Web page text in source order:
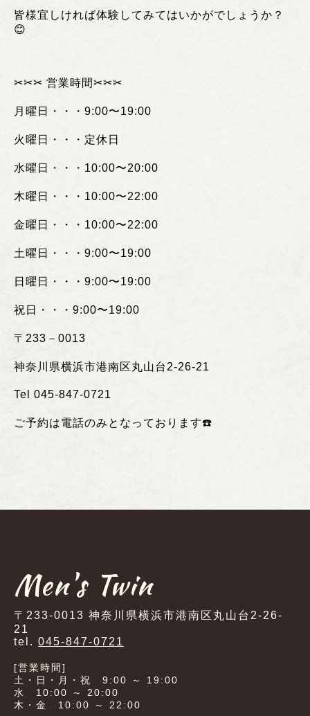
皆様宜しければ体験してみてはいかがでしょうか？
😊
✂︎✂︎✂︎ 営業時間✂︎✂︎✂︎
月曜日・・・ 9:00〜19:00
火曜日・・・定休日
水曜日・・・ 10:00〜20:00
木曜日・・・ 10:00〜22:00
金曜日・・・ 10:00〜22:00
土曜日・・・ 9:00〜19:00
日曜日・・・ 9:00〜19:00
祝日・・・ 9:00〜19:00
〒 233 － 0013
神奈川県横浜市港南区丸山台2-26-21
Tel 045-847-0721
ご予約は電話のみとなっております☎️
Men's Twin
〒233-0013 神奈川県横浜市港南区丸山台2-26-
21
tel. 045-847-0721
[営業時間]
土・日・月・祝 9:00 ～ 19:00
水 10:00 ～ 20:00
木・金 10:00 ～ 22:00